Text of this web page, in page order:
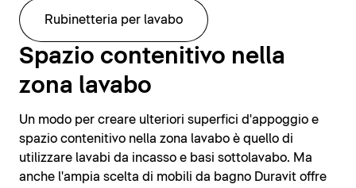
Rubinetteria per lavabo
Spazio contenitivo nella
zona lavabo
Un modo per creare ulteriori superfici d'appoggio e
spazio contenitivo nella zona lavabo è quello di
utilizzare lavabi da incasso e basi sottolavabo. Ma
anche l'ampia scelta di mobili da bagno Duravit offre